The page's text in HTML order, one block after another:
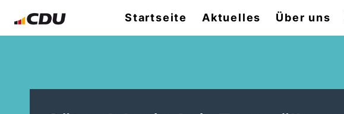
Startseite Aktuelles Über uns